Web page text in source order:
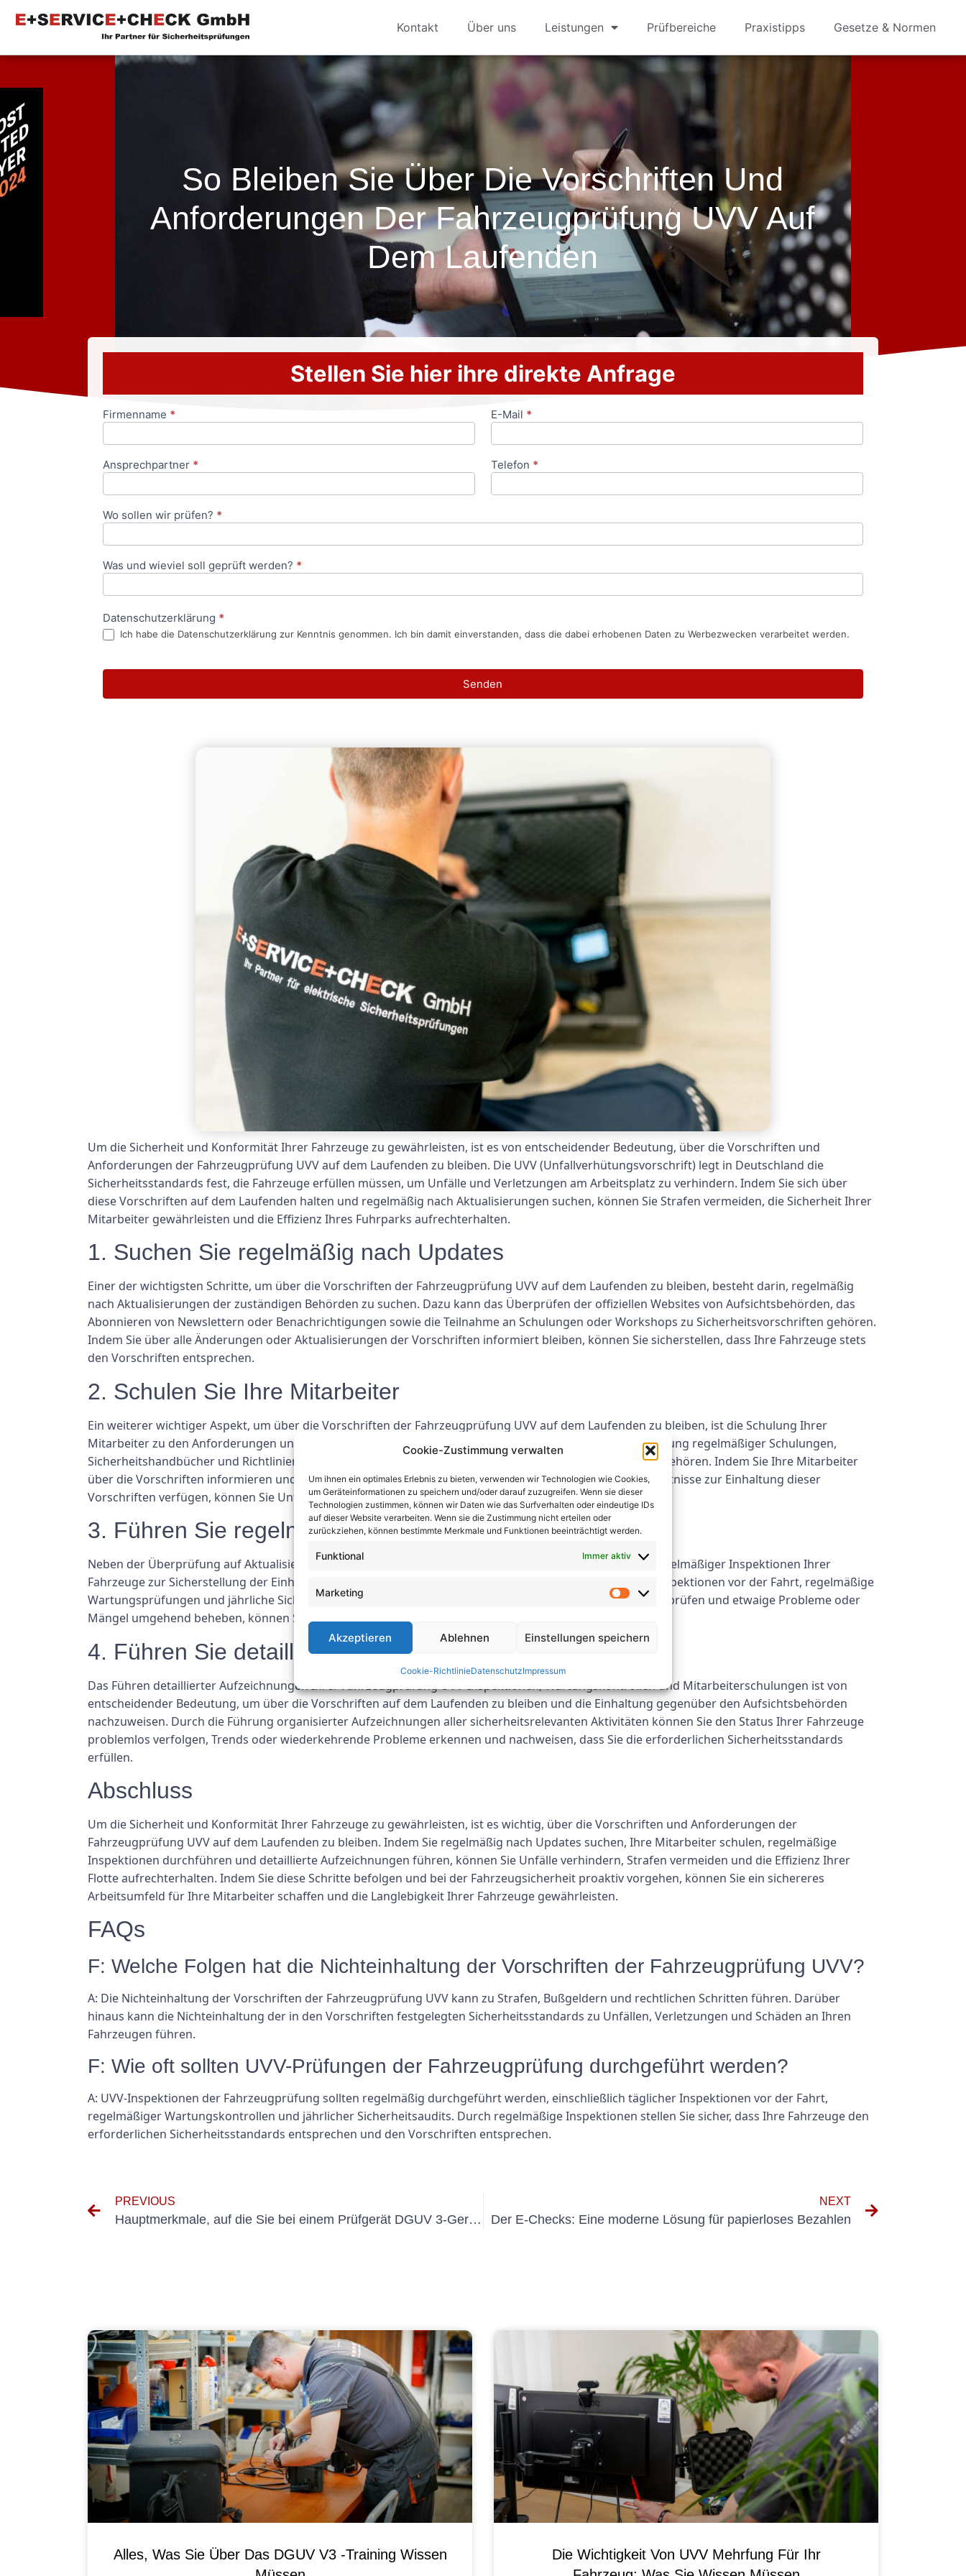
Cookie-Zustimmung verwalten
Um ihnen ein optimales Erlebnis zu bieten, verwenden wir Technologien wie Cookies,
um Geräteinformationen zu speichern und/oder darauf zuzugreifen. Wenn sie dieser
Technologien zustimmen, können wir Daten wie das Surfverhalten oder eindeutige IDs
auf dieser Website verarbeiten. Wenn sie die Zustimmung nicht erteilen oder
zurückziehen, können bestimmte Merkmale und Funktionen beeinträchtigt werden.
Funktional Immer aktiv
Marketing
Akzeptieren Ablehnen Einstellungen speichern
Cookie-RichtlinieDatenschutzImpressum
Kontakt Über uns Leistungen Prüfbereiche Praxistipps Gesetze & Normen
So Bleiben Sie Über Die Vorschriften Und
Anforderungen Der Fahrzeugprüfung UVV Auf
Dem Laufenden
Stellen Sie hier ihre direkte Anfrage
Anfrageformular
Firmenname * E-Mail *
Ansprechpartner * Telefon *
Wo sollen wir prüfen? *
Was und wieviel soll geprüft werden? *
Datenschutzerklärung *
Ich habe die Datenschutzerklärung zur Kenntnis genommen. Ich bin damit einverstanden, dass die dabei erhobenen Daten zu Werbezwecken verarbeitet werden.
Senden
Um die Sicherheit und Konformität Ihrer Fahrzeuge zu gewährleisten, ist es von entscheidender Bedeutung, über die Vorschriften und
Anforderungen der Fahrzeugprüfung UVV auf dem Laufenden zu bleiben. Die UVV (Unfallverhütungsvorschrift) legt in Deutschland die
Sicherheitsstandards fest, die Fahrzeuge erfüllen müssen, um Unfälle und Verletzungen am Arbeitsplatz zu verhindern. Indem Sie sich über
diese Vorschriften auf dem Laufenden halten und regelmäßig nach Aktualisierungen suchen, können Sie Strafen vermeiden, die Sicherheit Ihrer
Mitarbeiter gewährleisten und die Effizienz Ihres Fuhrparks aufrechterhalten.
1. Suchen Sie regelmäßig nach Updates
Einer der wichtigsten Schritte, um über die Vorschriften der Fahrzeugprüfung UVV auf dem Laufenden zu bleiben, besteht darin, regelmäßig
nach Aktualisierungen der zuständigen Behörden zu suchen. Dazu kann das Überprüfen der offiziellen Websites von Aufsichtsbehörden, das
Abonnieren von Newslettern oder Benachrichtigungen sowie die Teilnahme an Schulungen oder Workshops zu Sicherheitsvorschriften gehören.
Indem Sie über alle Änderungen oder Aktualisierungen der Vorschriften informiert bleiben, können Sie sicherstellen, dass Ihre Fahrzeuge stets
den Vorschriften entsprechen.
2. Schulen Sie Ihre Mitarbeiter
Ein weiterer wichtiger Aspekt, um über die Vorschriften der Fahrzeugprüfung UVV auf dem Laufenden zu bleiben, ist die Schulung Ihrer
Mitarbeiter zu den Anforderungen und Best Practices für die Fahrzeugsicherheit. Dazu kann die Bereitstellung regelmäßiger Schulungen,
Sicherheitshandbücher und Richtlinien für die Durchführung von Fahrzeuginspektionen und -wartungen gehören. Indem Sie Ihre Mitarbeiter
über die Vorschriften informieren und sicherstellen, dass sie über die erforderlichen Fähigkeiten und Kenntnisse zur Einhaltung dieser
Vorschriften verfügen, können Sie Unfälle und Verletzungen am Arbeitsplatz verhindern.
3. Führen Sie regelmäßige Inspektionen durch
Neben der Überprüfung auf Aktualisierungen und der Schulung Ihrer Mitarbeiter ist die Durchführung regelmäßiger Inspektionen Ihrer
Fahrzeuge zur Sicherstellung der Einhaltung der Fahrzeugprüfung UVV unerlässlich. Dies kann tägliche Inspektionen vor der Fahrt, regelmäßige
Wartungsprüfungen und jährliche Sicherheitsaudits umfassen. Indem Sie Ihre Fahrzeuge regelmäßig überprüfen und etwaige Probleme oder
Mängel umgehend beheben, können Sie die Sicherheit und Effizienz Ihres Fuhrparks aufrechterhalten.
4. Führen Sie detaillierte Aufzeichnungen
Das Führen detaillierter Aufzeichnungen Ihrer Fahrzeugprüfung UVV-Inspektionen, Wartungskontrollen und Mitarbeiterschulungen ist von
entscheidender Bedeutung, um über die Vorschriften auf dem Laufenden zu bleiben und die Einhaltung gegenüber den Aufsichtsbehörden
nachzuweisen. Durch die Führung organisierter Aufzeichnungen aller sicherheitsrelevanten Aktivitäten können Sie den Status Ihrer Fahrzeuge
problemlos verfolgen, Trends oder wiederkehrende Probleme erkennen und nachweisen, dass Sie die erforderlichen Sicherheitsstandards
erfüllen.
Abschluss
Um die Sicherheit und Konformität Ihrer Fahrzeuge zu gewährleisten, ist es wichtig, über die Vorschriften und Anforderungen der
Fahrzeugprüfung UVV auf dem Laufenden zu bleiben. Indem Sie regelmäßig nach Updates suchen, Ihre Mitarbeiter schulen, regelmäßige
Inspektionen durchführen und detaillierte Aufzeichnungen führen, können Sie Unfälle verhindern, Strafen vermeiden und die Effizienz Ihrer
Flotte aufrechterhalten. Indem Sie diese Schritte befolgen und bei der Fahrzeugsicherheit proaktiv vorgehen, können Sie ein sichereres
Arbeitsumfeld für Ihre Mitarbeiter schaffen und die Langlebigkeit Ihrer Fahrzeuge gewährleisten.
FAQs
F: Welche Folgen hat die Nichteinhaltung der Vorschriften der Fahrzeugprüfung UVV?
A: Die Nichteinhaltung der Vorschriften der Fahrzeugprüfung UVV kann zu Strafen, Bußgeldern und rechtlichen Schritten führen. Darüber
hinaus kann die Nichteinhaltung der in den Vorschriften festgelegten Sicherheitsstandards zu Unfällen, Verletzungen und Schäden an Ihren
Fahrzeugen führen.
F: Wie oft sollten UVV-Prüfungen der Fahrzeugprüfung durchgeführt werden?
A: UVV-Inspektionen der Fahrzeugprüfung sollten regelmäßig durchgeführt werden, einschließlich täglicher Inspektionen vor der Fahrt,
regelmäßiger Wartungskontrollen und jährlicher Sicherheitsaudits. Durch regelmäßige Inspektionen stellen Sie sicher, dass Ihre Fahrzeuge den
erforderlichen Sicherheitsstandards entsprechen und den Vorschriften entsprechen.
PREVIOUS
Hauptmerkmale, auf die Sie bei einem Prüfgerät DGUV 3-Gerät achten sollten
NEXT
Der E-Checks: Eine moderne Lösung für papierloses Bezahlen
Alles, Was Sie Über Das DGUV V3 -Training Wissen
Die Wichtigkeit Von UVV Mehrfung Für Ihr